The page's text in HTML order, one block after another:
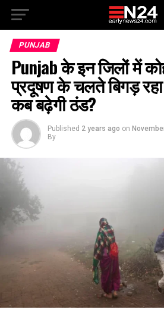
PUNJAB
Punjab के इन जिलों में
प्रदूषण के चलते बिगड़ रहा
कब बढ़ेगी ठंड?
Published 2 years ago on
By